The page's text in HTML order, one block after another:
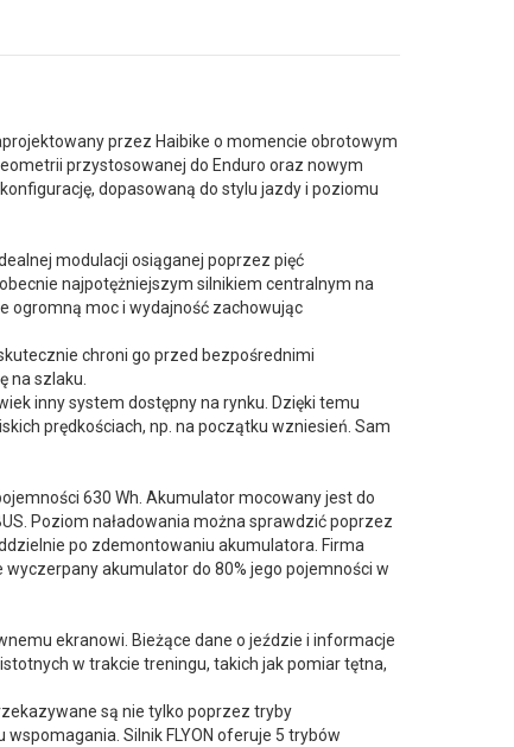
przez Haibike o momencie obrotowym
przystosowanej do Enduro oraz nowym
dopasowaną do stylu jazdy i poziomu
modulacji osiąganej poprzez pięć
najpotężniejszym silnikiem centralnym na
ogromną moc i wydajność zachowując
chroni go przed bezpośrednimi
na szlaku.
inny system dostępny na rynku. Dzięki temu
prędkościach, np. na początku wzniesień. Sam
630 Wh. Akumulator mocowany jest do
Poziom naładowania można sprawdzić poprzez
po zdemontowaniu akumulatora. Firma
akumulator do 80% jego pojemności w
ekranowi. Bieżące dane o jeździe i informacje
w trakcie treningu, takich jak pomiar tętna,
są nie tylko poprzez tryby
Silnik FLYON oferuje 5 trybów